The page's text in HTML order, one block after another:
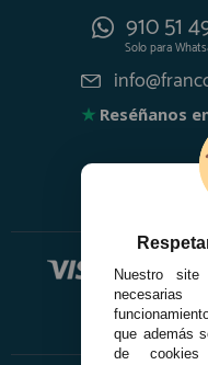
910 51
Solo para
★ Reséñanos
Nuestro
que además
de